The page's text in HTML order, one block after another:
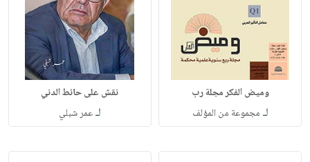
وميض الفكر مجلة رب
لـ مجموعة من المؤلف
نقش على حائط الدني
لـعمر شبلي